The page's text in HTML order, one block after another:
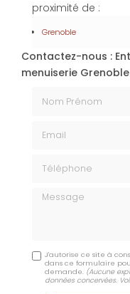
proximité de :
Grenoble
Contactez-nous :
menuiserie Grenoble
Nom Prénom
Téléphone
Message
J'autorise ce site à
dans ce formulaire
demande. (Aucune
données concervées.